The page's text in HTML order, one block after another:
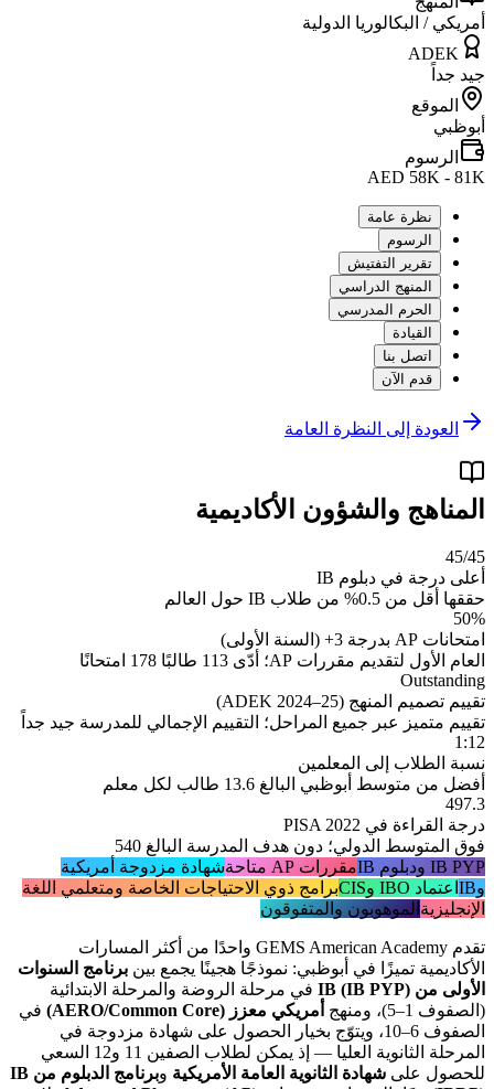
أمريكي / البكالوريا الدولية
ADEK
جيد جداً
الموقع
أبوظبي
الرسوم
AED 58K - 81K
نظرة عامة
الرسوم
تقرير التفتيش
المنهج الدراسي
الحرم المدرسي
القيادة
اتصل بنا
قدم الآن
العودة إلى النظرة العامة
المناهج والشؤون الأكاديمية
45/45
أعلى درجة في دبلوم IB
حققها أقل من 0.5% من طلاب IB حول العالم
50%
امتحانات AP بدرجة 3+ (السنة الأولى)
العام الأول لتقديم مقررات AP؛ أدّى 113 طالبًا 178 امتحانًا
Outstanding
تقييم تصميم المنهج (ADEK 2024–25)
تقييم متميز عبر جميع المراحل؛ التقييم الإجمالي للمدرسة جيد جداً
1:12
نسبة الطلاب إلى المعلمين
أفضل من متوسط أبوظبي البالغ 13.6 طالب لكل معلم
497.3
درجة القراءة في PISA 2022
فوق المتوسط الدولي؛ دون هدف المدرسة البالغ 540
IB PYP ودبلوم IB
مقررات AP متاحة
شهادة مزدوجة أمريكية
وIB
اعتماد IBO وCIS
برامج ذوي الاحتياجات الخاصة ومتعلمي اللغة
الإنجليزية الموهوبون والمتفوقون
تقدم GEMS American Academy واحدًا من أكثر المسارات
الأكاديمية تميزًا في أبوظبي: نموذجًا هجينًا يجمع بين برنامج السنوات
الأولى من IB (IB PYP)
في مرحلة الروضة والمرحلة الابتدائية
(الصفوف 1–5)، ومنهج
أمريكي معزز (AERO/Common Core)
في
الصفوف 6–10، ويتوّج بخيار الحصول على شهادة مزدوجة في
المرحلة الثانوية العليا — إذ يمكن لطلاب الصفين 11 و12 السعي
للحصول على شهادة الثانوية العامة الأمريكية و
برنامج الدبلوم من IB